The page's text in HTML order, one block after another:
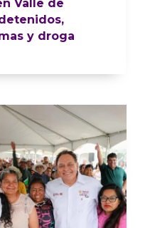
Valle de
y droga